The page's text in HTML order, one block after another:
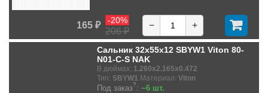
165 ₽
206 ₽
-20% − +
Сальник 32x55x12 SBYW1 Viton 80-
N01-C-S NAK
В дюймах: 1.260x2.165x0.472
Тип: SBYW1 Материал: Viton
Под заказ?: ~6 шт.